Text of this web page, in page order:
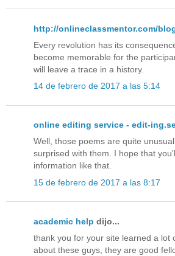
http://onlineclassmentor.com/
Every revolution has its
become memorable for the
will leave a trace in а history.
14 de febrero de 2017 a las 5:14
online editing service - edit-
Well, those poems are quite
surprised with them. I hope that
information like that.
15 de febrero de 2017 a las 8:17
academic help dijo...
thank you for your site learned a lot
about these guys, they are good